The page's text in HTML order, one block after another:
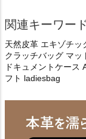
関連キーワー
天然皮革 エキゾチ
クラッチバッグ マッ
ドキュメントケース
フト ladiesbag